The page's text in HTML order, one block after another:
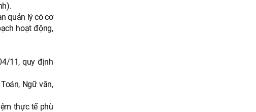
quản lý có cơ
hoạt động,
11, quy định
Ngữ văn,
thực tế phù